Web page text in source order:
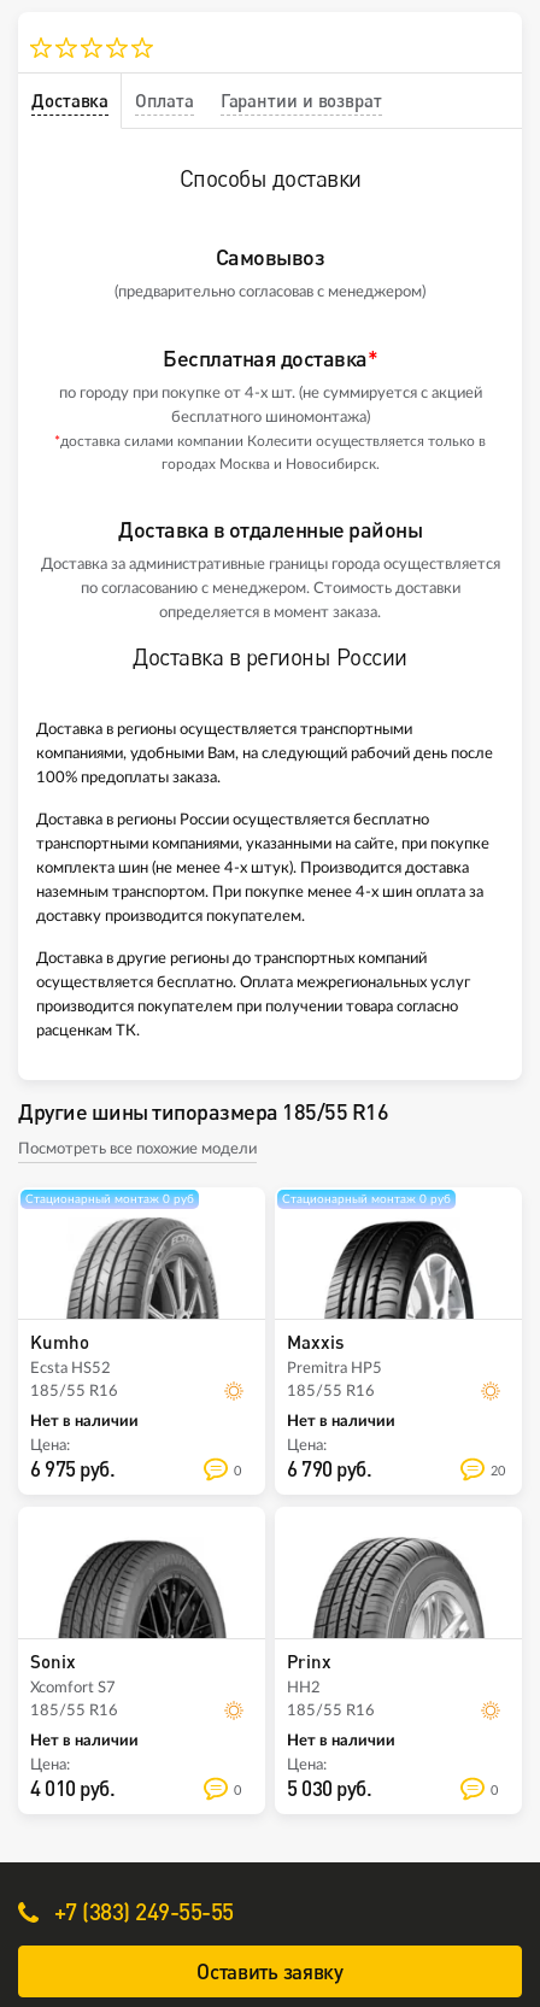
Доставка Оплата Гарантии и возврат
Способы доставки
Самовывоз
(предварительно согласовав с менеджером)
Бесплатная доставка*
по городу при покупке от 4-х шт. (не суммируется с акцией
бесплатного шиномонтажа)
*доставка силами компании Колесити осуществляется только в
городах Москва и Новосибирск.
Доставка в отдаленные районы
Доставка за административные границы города осуществляется
по согласованию с менеджером. Стоимость доставки
определяется в момент заказа.
Доставка в регионы России
Доставка в регионы осуществляется транспортными
компаниями, удобными Вам, на следующий рабочий день после
100% предоплаты заказа.
Доставка в регионы России осуществляется бесплатно
транспортными компаниями, указанными на сайте, при покупке
комплекта шин (не менее 4-х штук). Производится доставка
наземным транспортом. При покупке менее 4-х шин оплата за
доставку производится покупателем.
Доставка в другие регионы до транспортных компаний
осуществляется бесплатно. Оплата межрегиональных услуг
производится покупателем при получении товара согласно
расценкам ТК.
Другие шины типоразмера 185/55 R16
Посмотреть все похожие модели
Стационарный монтаж 0 руб
Kumho
Ecsta HS52
185/55 R16
Нет в наличии
Цена:
6 975 руб. 0
Стационарный монтаж 0 руб
Maxxis
Premitra HP5
185/55 R16
Нет в наличии
Цена:
6 790 руб. 20
Sonix
Xcomfort S7
185/55 R16
Нет в наличии
Цена:
4 010 руб. 0
Prinx
HH2
185/55 R16
Нет в наличии
Цена:
5 030 руб. 0
+7 (383) 249-55-55
Оставить заявку